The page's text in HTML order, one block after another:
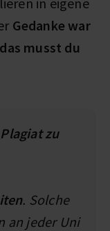
Gedanke war
musst du
zu
. Solche
an jeder Uni